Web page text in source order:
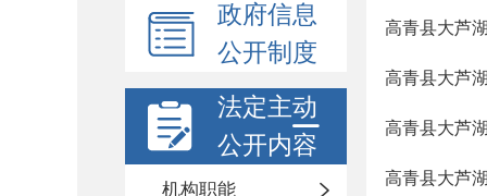
政府信息
公开制度
法定主动
公开内容
机构职能
高青县大芦
高青县大芦
高青县大芦
高青县大芦